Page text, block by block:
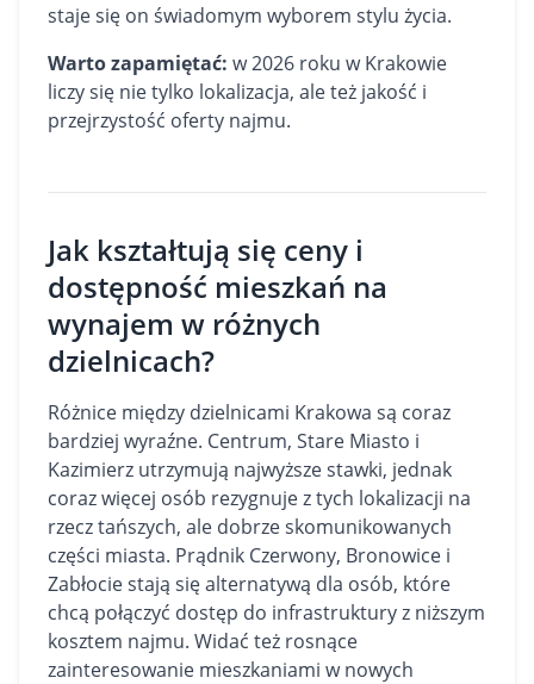
staje się on świadomym wyborem stylu życia.
Warto zapamiętać: w 2026 roku w Krakowie
liczy się nie tylko lokalizacja, ale też jakość i
przejrzystość oferty najmu.
Jak kształtują się ceny i
dostępność mieszkań na
wynajem w różnych
dzielnicach?
Różnice między dzielnicami Krakowa są coraz
bardziej wyraźne. Centrum, Stare Miasto i
Kazimierz utrzymują najwyższe stawki, jednak
coraz więcej osób rezygnuje z tych lokalizacji na
rzecz tańszych, ale dobrze skomunikowanych
części miasta. Prądnik Czerwony, Bronowice i
Zabłocie stają się alternatywą dla osób, które
chcą połączyć dostęp do infrastruktury z niższym
kosztem najmu. Widać też rosnące
zainteresowanie mieszkaniami w nowych